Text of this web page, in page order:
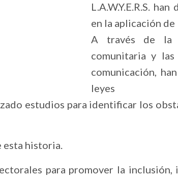
L.A.W.Y.E.R.S.
en la aplicación
A través de la
comunitaria y
comunicación,
leyes
estudios para identificar los
esta historia.
para promover la